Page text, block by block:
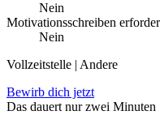
Nein
Motivationsschreiben
Nein
Vollzeitstelle | Andere
Bewirb dich jetzt
Das dauert nur zwei Minuten